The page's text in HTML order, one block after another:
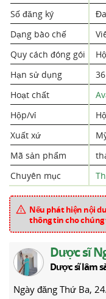
Số đăng ký
Dạng bào chế
Quy cách đóng gói
Hạn sử dụng
Hoạt chất
Hộp/vỉ
Xuất xứ
Mã sản phẩm
Chuyên mục
Nếu phát hiện nội
thông tin cho chúng
Dược sĩ
Dược sĩ lâm
Ngày đăng Thứ Ba,